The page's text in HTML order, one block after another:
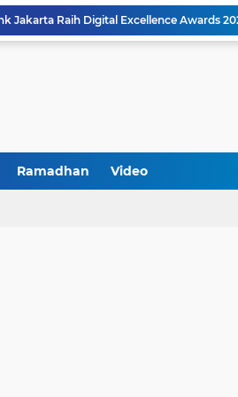
Baru Industri Jasa Keuangan
Ramadhan Video